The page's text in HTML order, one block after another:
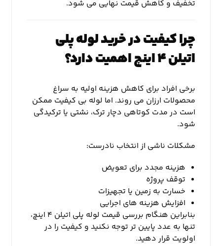
تخفیف و کاهش قیمت نهایی می شود.
چرا کیفیت در خرید لوله پلی
اتیلن ۴ اینچ اهمیت دارد؟
برخی افراد برای کاهش هزینه اولیه به سراغ
محصولات ارزان می روند. اما لوله بی کیفیت ممکن
است در مدت کوتاهی دچار ترک، نشتی یا ترکیدگی
شود.
مشکلات ناشی از انتخاب نادرست:
هزینه مجدد برای تعویض
توقف پروژه
خسارت به زمین یا تجهیزات
افزایش هزینه های اجرایی
بنابراین هنگام بررسی قیمت لوله پلی اتیلن ۴ اینچ،
تنها به عدد پایین تر توجه نکنید و کیفیت را در
اولویت قرار دهید.